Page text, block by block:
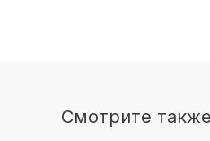
Смотрите также